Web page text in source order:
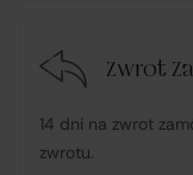
Zwrot
14 dni na zwrot
zwrotu.
w przypadku
umową –